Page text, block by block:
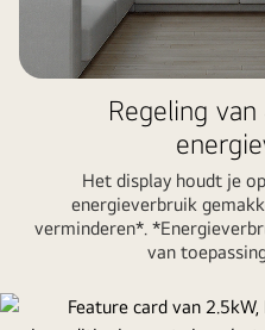
Regeling
Het display houdt je
energieverbruik
verminderen*.
van